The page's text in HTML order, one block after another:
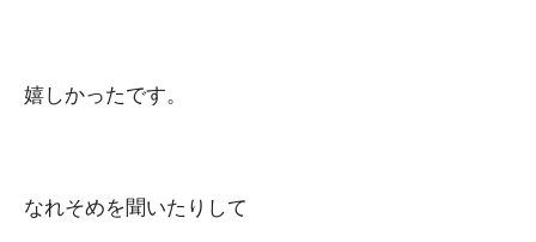
嬉しかったです。
なれそめを聞いたりして